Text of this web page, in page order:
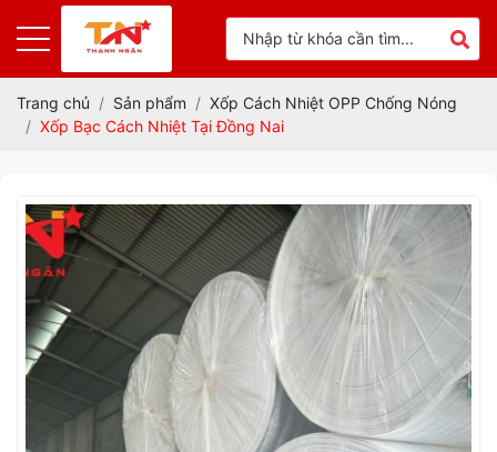
Trang chủ Sản phẩm
Xốp Cách Nhiệt OPP Chống Nóng
Xốp Bạc Cách Nhiệt Tại Đồng Nai